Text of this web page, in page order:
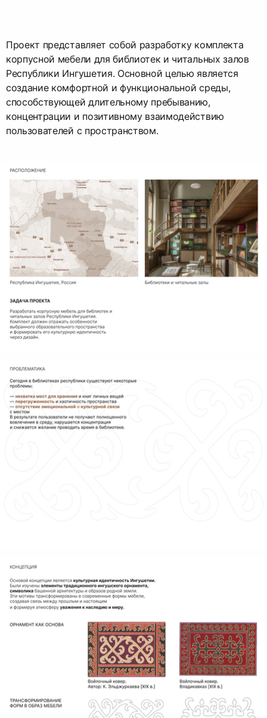
Проект представляет собой разработку комплекта
корпусной мебели для библиотек и читальных залов
Республики Ингушетия. Основной целью является
создание комфортной и функциональной среды,
способствующей длительному пребыванию,
концентрации и позитивному взаимодействию
пользователей с пространством.